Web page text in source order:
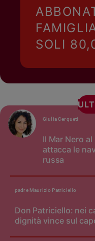
SOLI
Il Mar Nero
attacca le
russa
Giulia Cerqueti
Don Patriciello: nei
dignità vince sul
padre Maurizio Patriciello